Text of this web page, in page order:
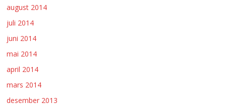
august 2014
juli 2014
juni 2014
mai 2014
april 2014
mars 2014
desember 2013